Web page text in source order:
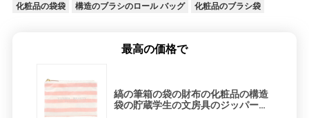
化粧品の袋袋 構造のブラシのロール バッグ 化粧品のブラシ袋
最高の価格で
縞の筆箱の袋の財布の化粧品の構造
袋の貯蔵学生の文房具のジッパーの